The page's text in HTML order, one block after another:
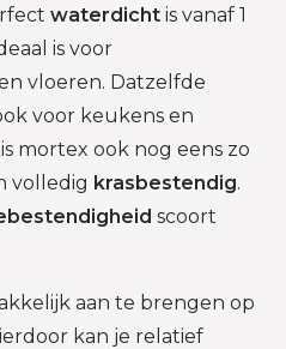
waterdicht is vanaf 1
is voor
vloeren. Datzelfde
voor keukens en
mortex ook nog eens zo
volledig krasbestendig.
scoort
aan te brengen op
kan je relatief